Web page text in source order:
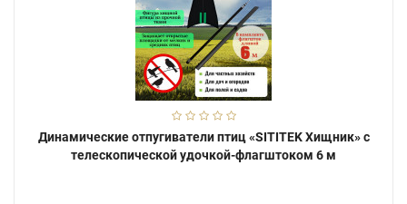
Динамические отпугиватели птиц «SITITEK Хищник» с
телескопической удочкой-флагштоком 6 м